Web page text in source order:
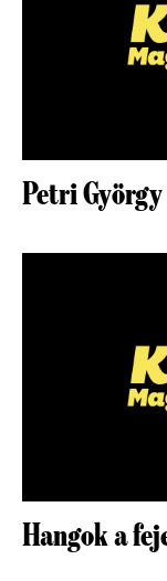
Petri
Hangok a